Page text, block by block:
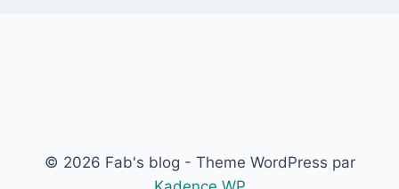
© 2026 Fab's blog - Theme WordPress par